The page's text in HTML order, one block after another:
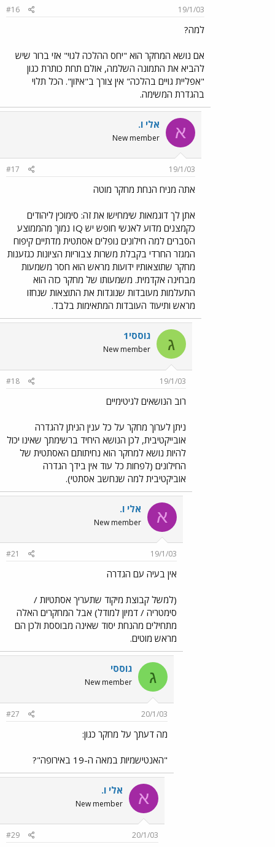
19/1/03
#16
למה?
אם נושא המחקר הוא "יחס ההלכה לגוי" אזי ברור שיש
להביא את התמונה השלמה, אולם תחת כותרת כגון
"אפליית גויים בהלכה" אין צורך ב"איזון". הכל תלוי
בהגדרת המשימה.
א אלי ו.
New member
19/1/03
#17
אתה מניח הנחת מחקר מוטה
אתן לך דוגמאות שימחישו את זה: סימוכין ליהודים
כקמצנים מדוע לאנשי חופש יש IQ נמוך מהממוצע
הסברים למה חילונים נופלים אסתטית מדתיים קיפוח
המגזר החרדי בקבלת משרות צבוריות הציונות כגזענות
מחקר שתוצאותיו ידועות מראש הוא חסר משמעות
מבחינה אקדמית. משמעותו של מחקר כזה הוא
התעלמות מעובדות שנוגדות את התוצאות שנחזו
מראש ותיעוד העובדות המתאימות בלבד.
ג גוססי1
New member
19/1/03
#18
רוב הנושאים לגיטימיים
ניתן לערוך מחקר על כל ענין הניתן להגדרה
אובייקטיבית, לכן הנושא היחיד ברשימתך שאינו יכול
להיות נושא למחקר הוא נחיתותם האסתטית של
החילונים (לפחות כל עוד אין בידך הגדרה
אוביקטיבית למה שנחשב אסתטי).
א אלי ו.
New member
19/1/03
#21
אין בעיה עם הגדרה
(למשל קבוצת מיקוד שתעריך אסתטיות /
סימטריה / דמיון למודל) אבל המחקרים האלה
מתחילים מהנחת יסוד שאינה מבוססת ולכן הם
מראש מוטים.
ג גוססי
New member
20/1/03
#27
מה דעתך על מחקר כגון:
"האנטישמיות במאה ה-19 באירופה"?
א אלי ו.
New member
20/1/03
#29